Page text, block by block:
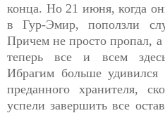
конца. Но 21 июня, когда
в Гур-Эмир, поползли
Причем не просто пропал, а
теперь все и всем здесь
Ибрагим больше
преданного хранителя,
успели завершить все